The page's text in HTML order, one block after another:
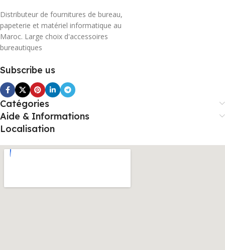
Distributeur de fournitures de bureau,
papeterie et matériel informatique au
Maroc. Large choix d'accessoires
bureautiques
Subscribe us
Catégories
Aide & Informations
Localisation